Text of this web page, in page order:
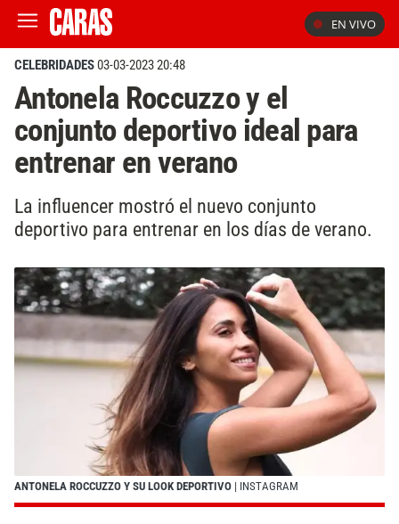
EN VIVO
CELEBRIDADES03-03-2023 20:48
Antonela Roccuzzo y el
conjunto deportivo ideal para
entrenar en verano
La influencer mostró el nuevo conjunto
deportivo para entrenar en los días de verano.
ANTONELA ROCCUZZO Y SU LOOK DEPORTIVO | INSTAGRAM